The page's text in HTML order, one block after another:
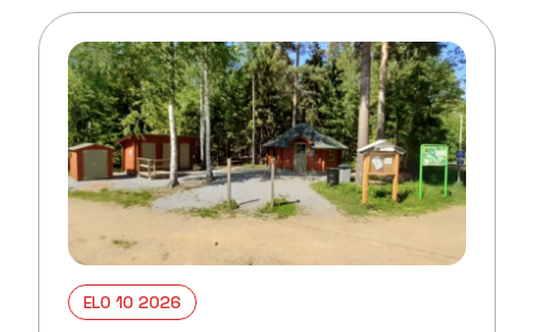
ELO 10 2026